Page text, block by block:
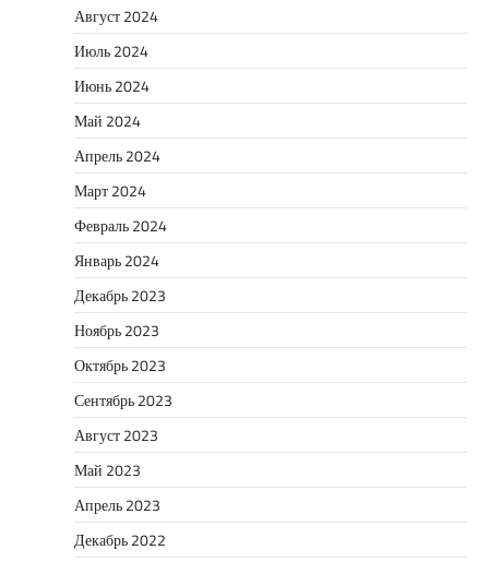
Август 2024
Июль 2024
Июнь 2024
Май 2024
Апрель 2024
Март 2024
Февраль 2024
Январь 2024
Декабрь 2023
Ноябрь 2023
Октябрь 2023
Сентябрь 2023
Август 2023
Май 2023
Апрель 2023
Декабрь 2022